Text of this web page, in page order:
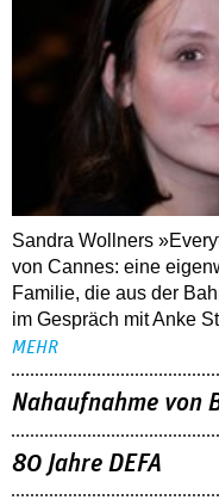
Sandra Wollners
von Cannes: eine
Familie, die aus der
im Gespräch mit Anke
MEHR
Nahaufnahme von
80 Jahre DEFA